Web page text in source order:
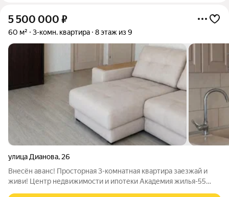
5 500 000 ₽
60 м² 3-комн. квартира 8 этаж из 9
улица Дианова, 26
Внесён аванс! Просторная 3-комнатная квартира заезжай и
живи! Центр недвижимости и ипотеки Академия жилья-55